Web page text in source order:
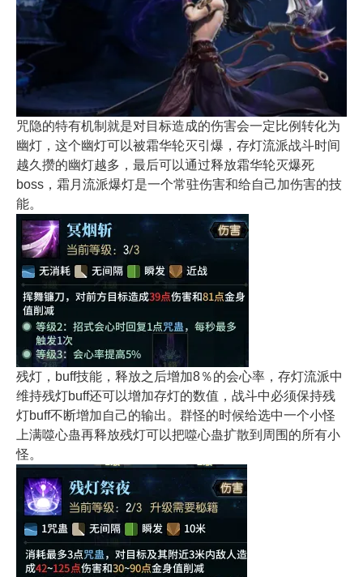
咒隐的特有机制就是对目标造成的伤害会一定比例转化为
幽灯，这个幽灯可以被霜华轮灭引爆，存灯流派战斗时间
越久攒的幽灯越多，最后可以通过释放霜华轮灭爆死
boss，霜月流派爆灯是一个常驻伤害和给自己加伤害的技
能。
残灯，buff技能，释放之后增加8％的会心率，存灯流派中
维持残灯buff还可以增加存灯的数值，战斗中必须保持残
灯buff不断增加自己的输出。群怪的时候给选中一个小怪
上满噬心蛊再释放残灯可以把噬心蛊扩散到周围的所有小
怪。